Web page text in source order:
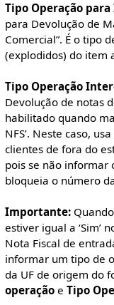
Tipo Operação
para Devolução de
Comercial”. É o tipo
(explodidos) do item
Tipo Operação
Devolução de notas
habilitado quando
NFS’. Neste caso,
clientes de fora do
pois se não informar
bloqueia o número
Importante:
estiver igual a ‘Sim’
Nota Fiscal de
informar um tipo de
da UF de origem do
operaçãoe Tipo